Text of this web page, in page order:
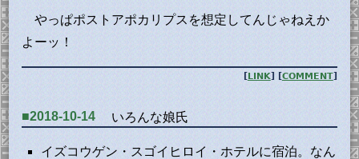
やっぱポストアポカリプスを想定してんじゃねえか
よーッ！
[LINK] [COMMENT]
■2018-10-14 いろんな娘氏
イズコウゲン・スゴイヒロイ・ホテルに宿泊。なん